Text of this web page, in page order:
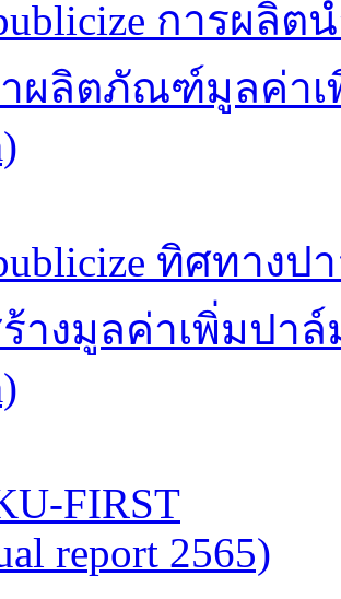
การผลิ
ผลิตภัณฑ์มูลค่าเ
ทิศทาง
างมูลค่าเพิ่มปา
FIRST
report 2565)